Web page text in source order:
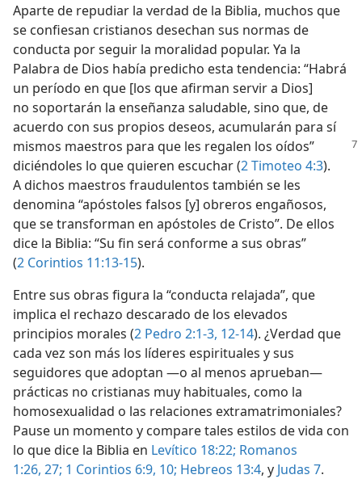
Aparte de repudiar la verdad de la Biblia, muchos que
se confiesan cristianos desechan sus normas de
conducta por seguir la moralidad popular. Ya la
Palabra de Dios había predicho esta tendencia: “Habrá
un período en que [los que afirman servir a Dios]
no soportarán la enseñanza saludable, sino que, de
acuerdo con sus propios deseos, acumularán para sí
mismos maestros para que les regalen los oídos”
diciéndoles lo que quieren escuchar (2 Timoteo 4:3).
A dichos maestros fraudulentos también se les
denomina “apóstoles falsos [y] obreros engañosos,
que se transforman en apóstoles de Cristo”. De ellos
dice la Biblia: “Su fin será conforme a sus obras”
(2 Corintios 11:13-15).
Entre sus obras figura la “conducta relajada”, que
implica el rechazo descarado de los elevados
principios morales (2 Pedro 2:1-3, 12-14). ¿Verdad que
cada vez son más los líderes espirituales y sus
seguidores que adoptan —o al menos aprueban—
prácticas no cristianas muy habituales, como la
homosexualidad o las relaciones extramatrimoniales?
Pause un momento y compare tales estilos de vida con
lo que dice la Biblia en Levítico 18:22; Romanos
1:26, 27; 1 Corintios 6:9, 10; Hebreos 13:4, y Judas 7.